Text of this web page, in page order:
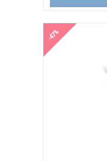
-47%